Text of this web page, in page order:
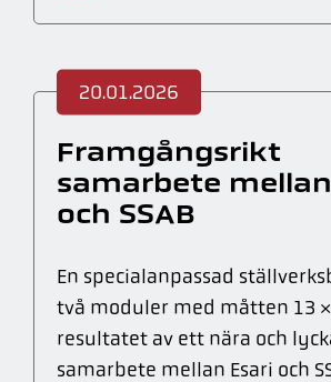
20.01.2026
Framgångsrikt
samarbete
och SSAB
En specialanpassad
två moduler med måtten 13
resultatet av ett nära och
samarbete mellan Esari och